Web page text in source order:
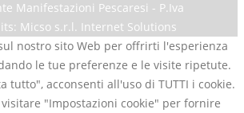
Manifestazioni Pescaresi - P.Iva
Micso s.r.l. Internet Solutions
nostro sito Web per offrirti l'esperienza
le tue preferenze e le visite ripetute.
tutto", acconsenti all'uso di TUTTI i cookie.
"Impostazioni cookie" per fornire